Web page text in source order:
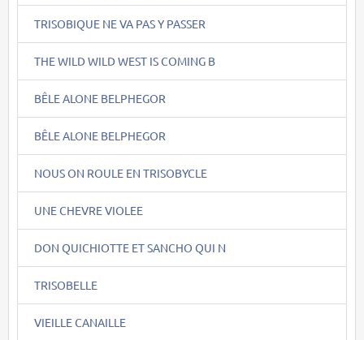
TRISOBIQUE NE VA PAS Y PASSER
THE WILD WILD WEST IS COMING B
BÊLE ALONE BELPHEGOR
BÊLE ALONE BELPHEGOR
NOUS ON ROULE EN TRISOBYCLE
UNE CHEVRE VIOLEE
DON QUICHIOTTE ET SANCHO QUI N
TRISOBELLE
VIEILLE CANAILLE